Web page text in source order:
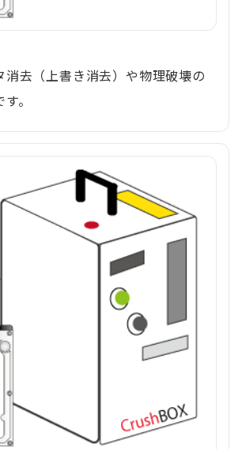
消去（上書き消去）や物理破壊の
。